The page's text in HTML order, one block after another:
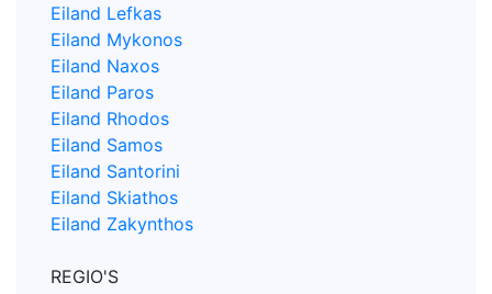
Eiland Lefkas
Eiland Mykonos
Eiland Naxos
Eiland Paros
Eiland Rhodos
Eiland Samos
Eiland Santorini
Eiland Skiathos
Eiland Zakynthos
REGIO'S